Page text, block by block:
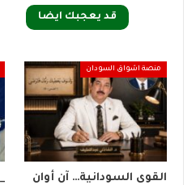
قد يعجبك ايضا
منصة اشواق السودان
القوى السودانية… آن أوان